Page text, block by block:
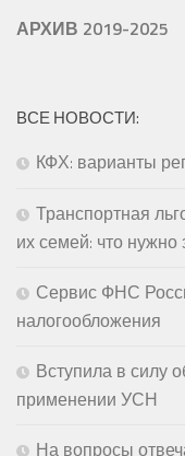
АРХИВ 2019-2025
ВСЕ НОВОСТИ:
КФХ: варианты
Транспортная
их семей: что нужно
Сервис ФНС
налогообложения
Вступила в силу
применении УСН
На вопросы